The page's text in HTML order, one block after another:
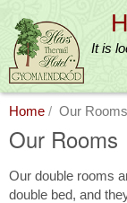
main
content
It is
Home Our Rooms
Our Rooms
Our double rooms
double bed, and